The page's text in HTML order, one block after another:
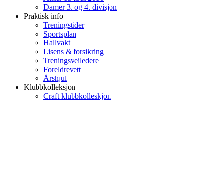
Damer 3. og 4. divisjon
Praktisk info
Treningstider
Sportsplan
Hallvakt
Lisens & forsikring
Treningsveiledere
Foreldrevett
Årshjul
Klubbkolleksjon
Craft klubbkolleskjon